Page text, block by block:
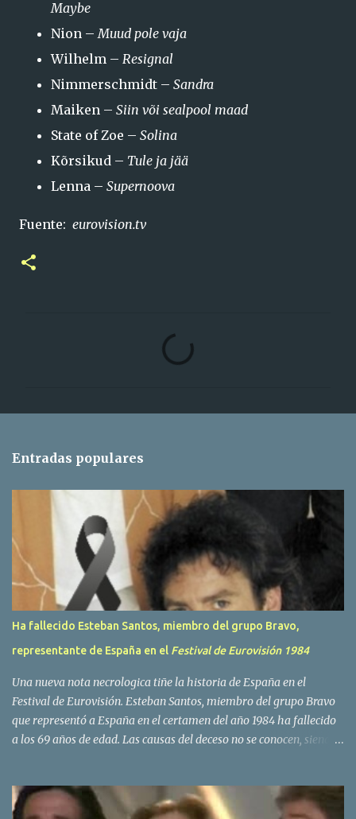
Maybe
Nion – Muud pole vaja
Wilhelm – Resignal
Nimmerschmidt – Sandra
Maiken – Siin või sealpool maad
State of Zoe – Solina
Kõrsikud – Tule ja jää
Lenna – Supernoova
Fuente: eurovision.tv
r
s
Entradas populares
Ha fallecido Esteban Santos, miembro del grupo Bravo,
representante de España en el Festival de Eurovisión 1984
Una nueva nota necrologica tiñe la historia de España en el
Festival de Eurovisión. Esteban Santos, miembro del grupo Bravo
que representó a España en el certamen del año 1984 ha fallecido
a los 69 años de edad. Las causas del deceso no se conocen, siendo
traves de las redes sociales. Nacido en Tolosa en 1951, durante su
epoca universitaria en la carrera de empresariales conoció al